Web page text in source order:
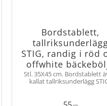
Bordstablett,
STIG, randig i röd
offwhite
Stl. 35X45 cm. Bordstablett
kallat tallriksunderlägg